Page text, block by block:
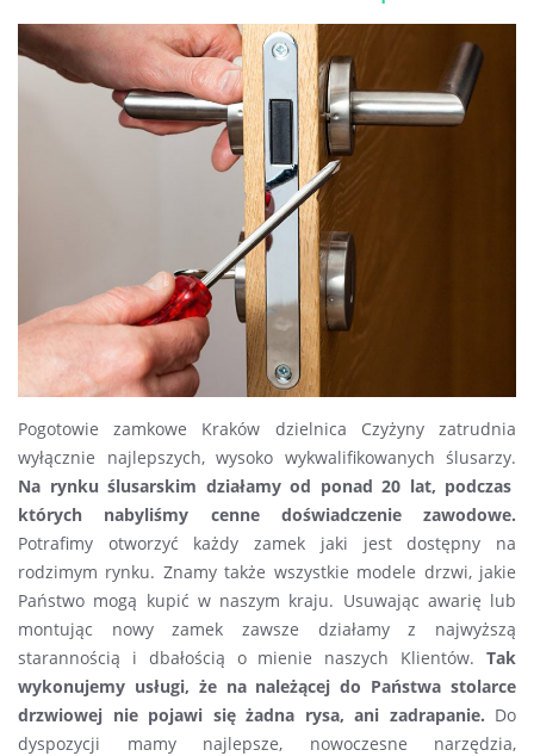
Pogotowie zamkowe Kraków dzielnica Czyżyny zatrudnia
wyłącznie najlepszych, wysoko wykwalifikowanych ślusarzy.
Na rynku ślusarskim działamy od ponad 20 lat, podczas
których nabyliśmy cenne doświadczenie zawodowe.
Potrafimy otworzyć każdy zamek jaki jest dostępny na
rodzimym rynku. Znamy także wszystkie modele drzwi, jakie
Państwo mogą kupić w naszym kraju. Usuwając awarię lub
montując nowy zamek zawsze działamy z najwyższą
starannością i dbałością o mienie naszych Klientów. Tak
wykonujemy usługi, że na należącej do Państwa stolarce
drzwiowej nie pojawi się żadna rysa, ani zadrapanie. Do
dyspozycji mamy najlepsze, nowoczesne narzędzia,